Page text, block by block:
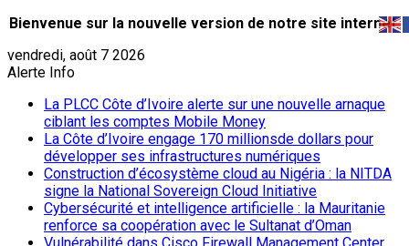
Bienvenue sur la nouvelle version de notre site internet.
vendredi, août 7 2026
Alerte Info
La PLCC Côte d’Ivoire alerte sur une nouvelle arnaque
ciblant les comptes Mobile Money
La Côte d’Ivoire engage 170 millionsde dollars pour
développer ses infrastructures numériques
Construction d’écosystème cloud au Nigéria : la NITDA
signe la National Sovereign Cloud Initiative
Cybersécurité et intelligence artificielle : la Mauritanie
renforce sa coopération avec le Sultanat d’Oman